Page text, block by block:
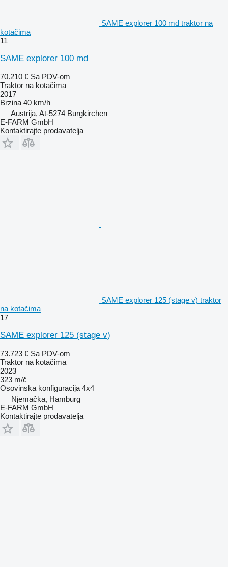
SAME explorer 100 md traktor na
kotačima
11
SAME explorer 100 md
70.210 € Sa PDV-om
Traktor na kotačima
2017
Brzina 40 km/h
Austrija, At-5274 Burgkirchen
E-FARM GmbH
Kontaktirajte prodavatelja
SAME explorer 125 (stage v) traktor
na kotačima
17
SAME explorer 125 (stage v)
73.723 € Sa PDV-om
Traktor na kotačima
2023
323 m/č
Osovinska konfiguracija 4x4
Njemačka, Hamburg
E-FARM GmbH
Kontaktirajte prodavatelja